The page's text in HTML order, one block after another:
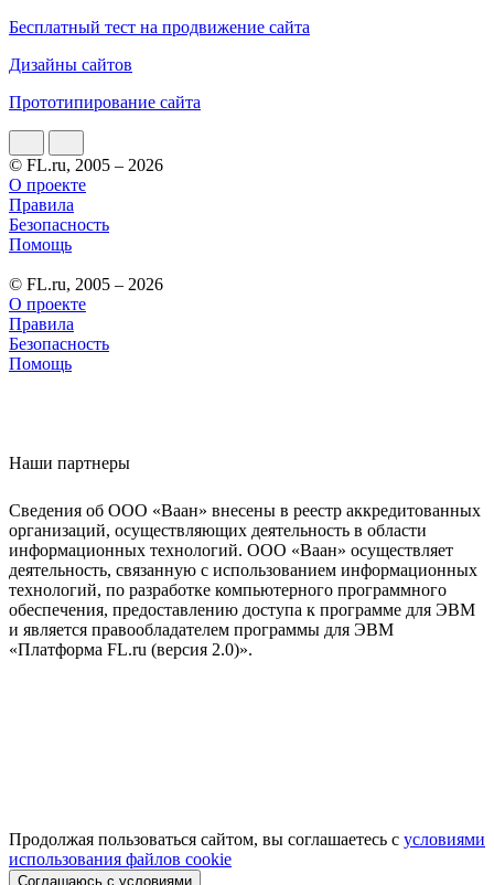
Бесплатный тест на продвижение сайта
Дизайны сайтов
Прототипирование сайта
© FL.ru, 2005 – 2026
О проекте
Правила
Безопасность
Помощь
© FL.ru, 2005 – 2026
О проекте
Правила
Безопасность
Помощь
Наши партнеры
Сведения об ООО «Ваан» внесены в реестр аккредитованных
организаций, осуществляющих деятельность в области
информационных технологий. ООО «Ваан» осуществляет
деятельность, связанную с использованием информационных
технологий, по разработке компьютерного программного
обеспечения, предоставлению доступа к программе для ЭВМ
и является правообладателем программы для ЭВМ
«Платформа FL.ru (версия 2.0)».
Продолжая пользоваться сайтом, вы соглашаетесь с условиями
использования файлов cookie
Соглашаюсь с условиями